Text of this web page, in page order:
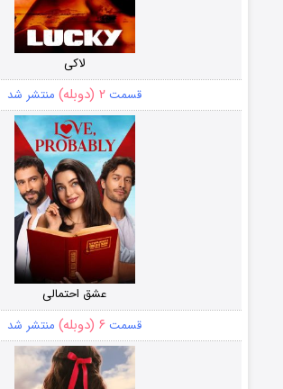
لاکی
قسمت ۲ (دوبله) منتشر شد
عشق احتمالی
قسمت ۶ (دوبله) منتشر شد